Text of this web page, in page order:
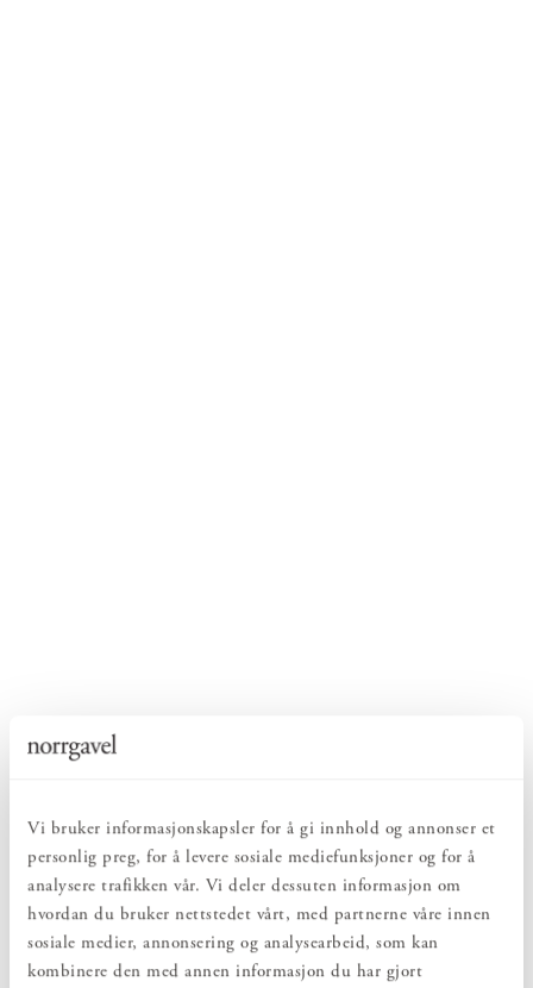
Vi bruker informasjonskapsler for å gi innhold og annonser et
personlig preg, for å levere sosiale mediefunksjoner og for å
analysere trafikken vår. Vi deler dessuten informasjon om
hvordan du bruker nettstedet vårt, med partnerne våre innen
sosiale medier, annonsering og analysearbeid, som kan
kombinere den med annen informasjon du har gjort